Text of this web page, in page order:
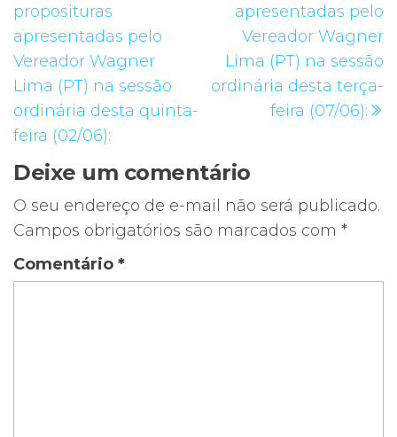
Post
proposituras
apresentadas pelo
Vereador Wagner
Lima (PT) na sessão
ordinária desta quinta-
feira (02/06):
apresentadas pelo
Vereador Wagner
Lima (PT) na sessão
ordinária desta terça-
feira (07/06):
Deixe um comentário
O seu endereço de e-mail não será publicado.
Campos obrigatórios são marcados com *
Comentário *